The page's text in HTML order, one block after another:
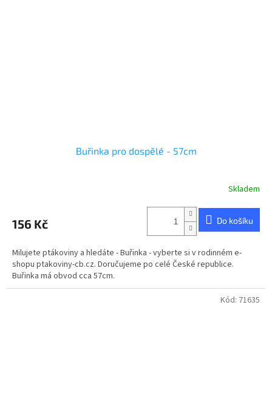
Buřinka pro dospělé - 57cm
je
z
5
hvězdiček.
Skladem
156 Kč Do košíku
Milujete ptákoviny a hledáte - Buřinka - vyberte si v rodinném e-
shopu ptakoviny-cb.cz. Doručujeme po celé České republice.
Buřinka má obvod cca 57cm.
Kód: 71635